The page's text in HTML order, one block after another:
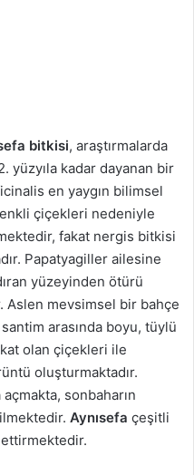
bitkisi, araştırmalarda
yüzyıla kadar dayanan bir
en yaygın bilimsel
çiçekleri nedeniyle
fakat nergis bitkisi
Papatyagiller ailesine
yüzeyinden ötürü
Aslen mevsimsel bir bahçe
arasında boyu, tüylü
olan çiçekleri ile
oluşturmaktadır.
açmakta, sonbaharın
Aynısefa çeşitli
ettirmektedir.